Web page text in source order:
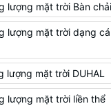
lượng mặt trời Bàn
lượng mặt trời dạng
lượng mặt trời DUHAL
lượng mặt trời liền thể